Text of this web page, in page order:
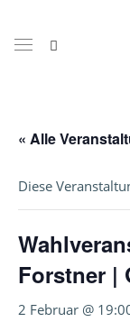
« Alle
Diese
Forstner |
2 Februar @